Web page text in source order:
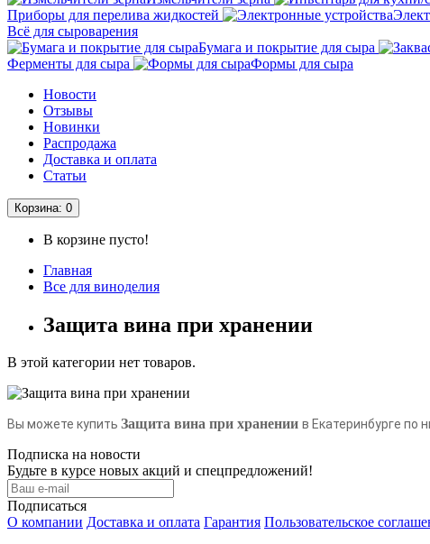
Приборы для перелива жидкостей
Всё для сыроварения
Бумага и покрытие для сыра
Ферменты для сыра
Формы для сыра
Новости
Отзывы
Новинки
Распродажа
Доставка и оплата
Статьи
Корзина: 0
В корзине пусто!
Главная
Все для виноделия
Защита вина при хранении
В этой категории нет товаров.
Вы можете купить Защита вина при хранении в Екатеринбурге по
Подписка на новости
Будьте в курсе новых акций и спецпредложений!
Подписаться
О компании Доставка и оплата Гарантия Пользовательское